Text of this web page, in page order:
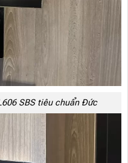
SBS tiêu chuẩn Đức